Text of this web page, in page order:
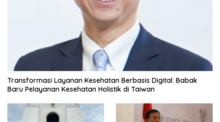
Transformasi Layanan Kesehatan Berbasis Digital: Babak
Baru Pelayanan Kesehatan Holistik di Taiwan